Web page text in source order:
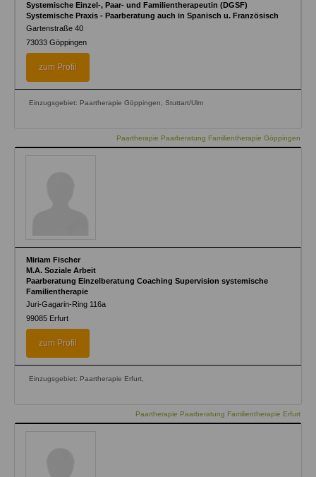
Systemische Einzel-, Paar- und Familientherapeutin (DGSF)
Systemische Praxis - Paarberatung auch in Spanisch u. Französisch
Gartenstraße 40
73033 Göppingen
zum Profil
Einzugsgebiet: Paartherapie Göppingen, Stuttart/Ulm
Paartherapie Paarberatung Familientherapie Göppingen
Miriam Fischer
M.A. Soziale Arbeit
Paarberatung Einzelberatung Coaching Supervision systemische
Familientherapie
Juri-Gagarin-Ring 116a
99085 Erfurt
zum Profil
Einzugsgebiet: Paartherapie Erfurt,
Paartherapie Paarberatung Familientherapie Erfurt